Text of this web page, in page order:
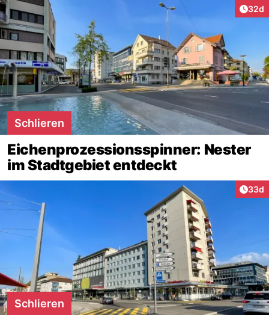
32d
Schlieren
Eichenprozessionsspinner: Nester
im Stadtgebiet entdeckt
33d
Schlieren